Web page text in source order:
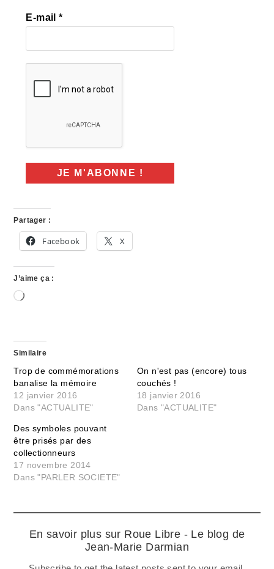
E-mail*
Partager :
Facebook X
J’aime ça :
Chargement…
Similaire
Trop de commémorations
banalise la mémoire
12 janvier 2016
Dans "ACTUALITE"
On n'est pas (encore) tous
couchés !
18 janvier 2016
Dans "ACTUALITE"
Des symboles pouvant
être prisés par des
collectionneurs
17 novembre 2014
Dans "PARLER SOCIETE"
En savoir plus sur Roue Libre - Le blog de
Jean-Marie Darmian